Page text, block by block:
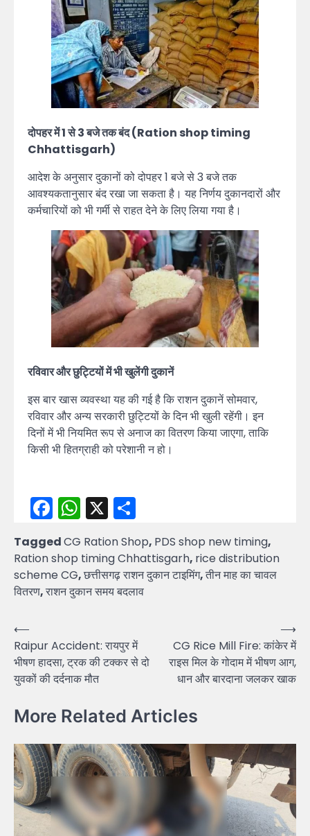
दोपहर में 1 से 3 बजे तक बंद (Ration shop timing
Chhattisgarh)
आदेश के अनुसार दुकानों को दोपहर 1 बजे से 3 बजे तक
आवश्यकतानुसार बंद रखा जा सकता है। यह निर्णय दुकानदारों और
कर्मचारियों को भी गर्मी से राहत देने के लिए लिया गया है।
रविवार और छुट्टियों में भी खुलेंगी दुकानें
इस बार खास व्यवस्था यह की गई है कि राशन दुकानें सोमवार,
रविवार और अन्य सरकारी छुट्टियों के दिन भी खुली रहेंगी। इन
दिनों में भी नियमित रूप से अनाज का वितरण किया जाएगा, ताकि
किसी भी हितग्राही को परेशानी न हो।
Facebook
WhatsApp
X
TaggedCG Ration Shop, PDS shop new timing,
Ration shop timing Chhattisgarh, rice distribution
scheme CG,छत्तीसगढ़ राशन दुकान टाइमिंग,तीन माह का चावल
वितरण,राशन दुकान समय बदलाव
Post
navigation
⟵
Raipur Accident: रायपुर में
भीषण हादसा, ट्रक की टक्कर से दो
युवकों की दर्दनाक मौत
CG Rice Mill Fire: कांकेर में
राइस मिल के गोदाम में भीषण आग,
धान और बारदाना जलकर खाक
⟶
More Related Articles